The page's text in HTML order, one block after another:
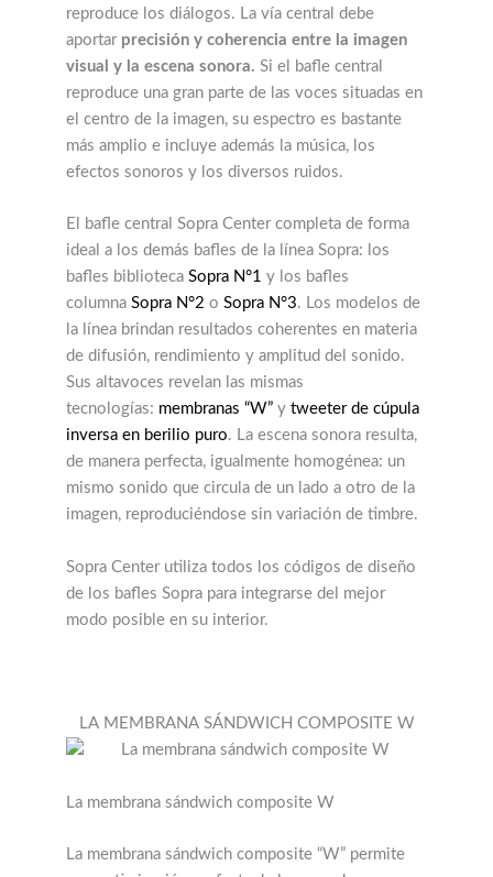
reproduce los diálogos. La vía central debe
aportar precisión y coherencia entre la imagen
visual y la escena sonora. Si el bafle central
reproduce una gran parte de las voces situadas en
el centro de la imagen, su espectro es bastante
más amplio e incluye además la música, los
efectos sonoros y los diversos ruidos.
El bafle central Sopra Center completa de forma
ideal a los demás bafles de la línea Sopra: los
bafles biblioteca Sopra N°1 y los bafles
columna Sopra N°2 o Sopra N°3. Los modelos de
la línea brindan resultados coherentes en materia
de difusión, rendimiento y amplitud del sonido.
Sus altavoces revelan las mismas
tecnologías: membranas “W” y tweeter de cúpula
inversa en berilio puro. La escena sonora resulta,
de manera perfecta, igualmente homogénea: un
mismo sonido que circula de un lado a otro de la
imagen, reproduciéndose sin variación de timbre.
Sopra Center utiliza todos los códigos de diseño
de los bafles Sopra para integrarse del mejor
modo posible en su interior.
LA MEMBRANA SÁNDWICH COMPOSITE W
La membrana sándwich composite W
La membrana sándwich composite “W” permite